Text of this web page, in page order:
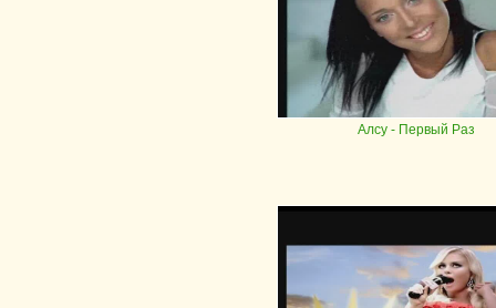
Алсу - Первый Раз